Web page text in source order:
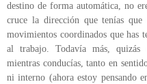
destino de forma automática, no
cruce la dirección que tenías
movimientos coordinados que has
al trabajo. Todavía más, quizás
mientras conducías, tanto en
ni interno (ahora estoy pensando